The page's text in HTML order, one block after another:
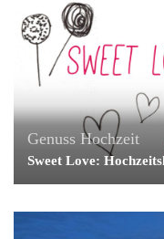
Genuss Hochzeit
Sweet Love: